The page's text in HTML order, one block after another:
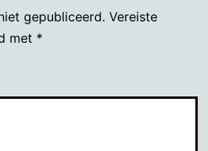
gepubliceerd. Vereiste
met *